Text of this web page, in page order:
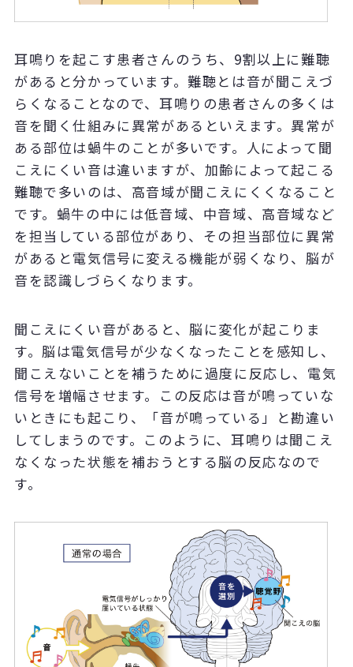
耳鳴りを起こす患者さんのうち、9割以上に難聴
があると分かっています。難聴とは音が聞こえづ
らくなることなので、耳鳴りの患者さんの多くは
音を聞く仕組みに異常があるといえます。異常が
ある部位は蝸牛のことが多いです。人によって聞
こえにくい音は違いますが、加齢によって起こる
難聴で多いのは、高音域が聞こえにくくなること
です。蝸牛の中には低音域、中音域、高音域など
を担当している部位があり、その担当部位に異常
があると電気信号に変える機能が弱くなり、脳が
音を認識しづらくなります。
聞こえにくい音があると、脳に変化が起こりま
す。脳は電気信号が少なくなったことを感知し、
聞こえないことを補うために過度に反応し、電気
信号を増幅させます。この反応は音が鳴っていな
いときにも起こり、「音が鳴っている」と勘違い
してしまうのです。このように、耳鳴りは聞こえ
なくなった状態を補おうとする脳の反応なので
す。